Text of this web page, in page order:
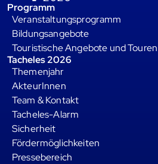
Programm
Veranstaltungsprogramm
Bildungsangebote
Touristische Angebote und Touren
Tacheles 2026
Themenjahr
AkteurInnen
Team & Kontakt
Tacheles-Alarm
Sicherheit
Fördermöglichkeiten
Pressebereich